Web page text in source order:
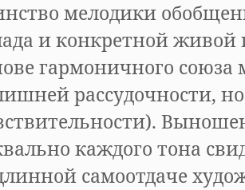
мелодики
и конкретной
гармоничного союза
рассудочности,
каждого тона
самоотдаче